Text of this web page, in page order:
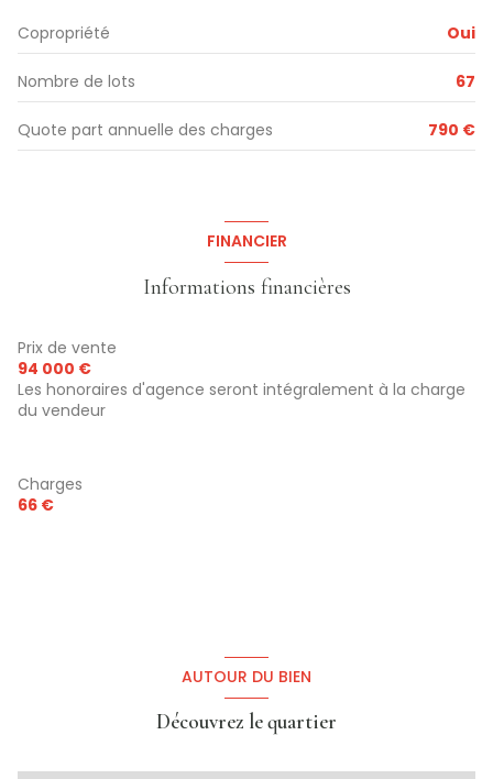
Copropriété Oui
Nombre de lots 67
Quote part annuelle des charges 790 €
FINANCIER
Informations financières
Prix de vente
94 000 €
Les honoraires d'agence seront intégralement à la charge
du vendeur
Charges
66 €
AUTOUR DU BIEN
Découvrez le quartier